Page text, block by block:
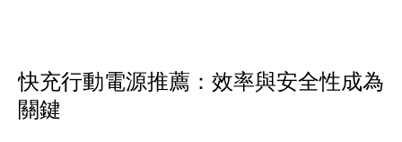
快充行動電源推薦：效率與安全性成為
關鍵